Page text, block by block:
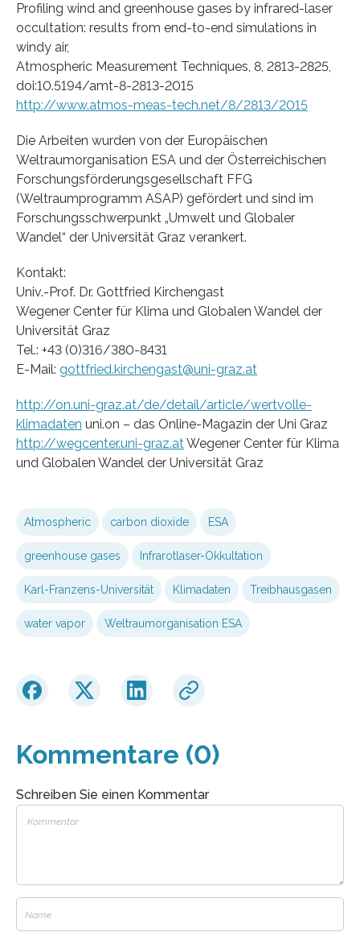
Profiling wind and greenhouse gases by infrared-laser
occultation: results from end-to-end simulations in
windy air,
Atmospheric Measurement Techniques, 8, 2813-2825,
doi:10.5194/amt-8-2813-2015
http://www.atmos-meas-tech.net/8/2813/2015
Die Arbeiten wurden von der Europäischen
Weltraumorganisation ESA und der Österreichischen
Forschungsförderungsgesellschaft FFG
(Weltraumprogramm ASAP) gefördert und sind im
Forschungsschwerpunkt „Umwelt und Globaler
Wandel“ der Universität Graz verankert.
Kontakt:
Univ.-Prof. Dr. Gottfried Kirchengast
Wegener Center für Klima und Globalen Wandel der
Universität Graz
Tel.: +43 (0)316/380-8431
E-Mail: gottfried.kirchengast@uni-graz.at
http://on.uni-graz.at/de/detail/article/wertvolle-
klimadaten uni.on – das Online-Magazin der Uni Graz
http://wegcenter.uni-graz.atWegener Center für Klima
und Globalen Wandel der Universität Graz
Atmospheric carbon dioxide ESA
greenhouse gases Infrarotlaser-Okkultation
Karl-Franzens-Universität Klimadaten Treib­haus­gasen
water vapor Weltraumorganisation ESA
Kommentare (0)
Schreiben Sie einen Kommentar